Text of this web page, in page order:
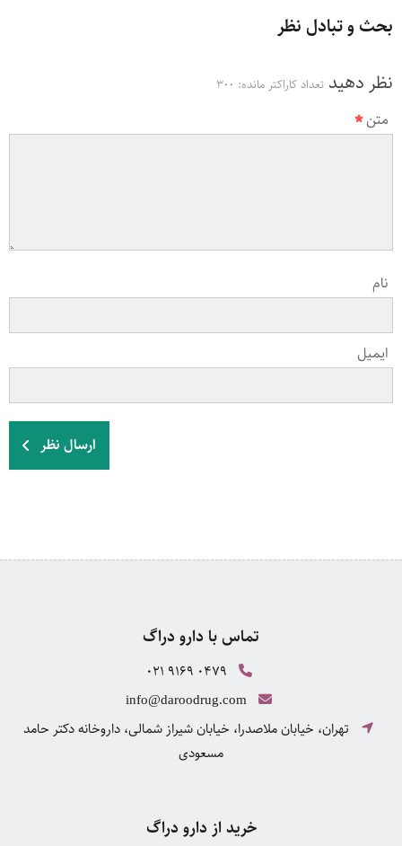
بحث و تبادل نظر
نظر دهید تعداد کاراکتر مانده: 300
متن
نام
ایمیل
ارسال نظر
تماس با دارو دراگ
021 9169 0479
info@daroodrug.com
تهران، خیابان ملاصدرا، خیابان شیراز شمالی، داروخانه دکتر حامد
مسعودی
خرید از دارو دراگ